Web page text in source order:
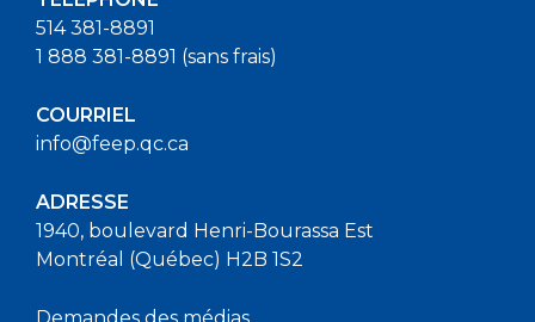
514 381-8891
1 888 381-8891 (sans frais)
COURRIEL
info@feep.qc.ca
ADRESSE
1940, boulevard Henri-Bourassa Est
Montréal (Québec) H2B 1S2